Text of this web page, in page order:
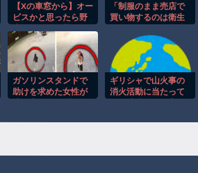
【Xの車窓から】オー
ビスかと思ったら野
か
「制服のまま売店で
買い物するのは衛生
の意見箱にクレー
ム、そこで制服のま
ま売店使用が
ガソリンスタンドで
助けを求めた女性が
ギリシャで山火事の
消火活動に当たって
人が死亡！